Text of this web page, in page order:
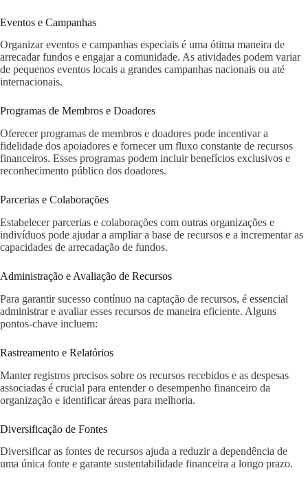
Eventos e Campanhas
Organizar eventos e campanhas especiais é uma ótima maneira de
arrecadar fundos e engajar a comunidade. As atividades podem variar
de pequenos eventos locais a grandes campanhas nacionais ou até
internacionais.
Programas de Membros e Doadores
Oferecer programas de membros e doadores pode incentivar a
fidelidade dos apoiadores e fornecer um fluxo constante de recursos
financeiros. Esses programas podem incluir benefícios exclusivos e
reconhecimento público dos doadores.
Parcerias e Colaborações
Estabelecer parcerias e colaborações com outras organizações e
indivíduos pode ajudar a ampliar a base de recursos e a incrementar as
capacidades de arrecadação de fundos.
Administração e Avaliação de Recursos
Para garantir sucesso contínuo na captação de recursos, é essencial
administrar e avaliar esses recursos de maneira eficiente. Alguns
pontos-chave incluem:
Rastreamento e Relatórios
Manter registros precisos sobre os recursos recebidos e as despesas
associadas é crucial para entender o desempenho financeiro da
organização e identificar áreas para melhoria.
Diversificação de Fontes
Diversificar as fontes de recursos ajuda a reduzir a dependência de
uma única fonte e garante sustentabilidade financeira a longo prazo.